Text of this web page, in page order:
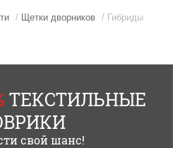
/ Щетки дворников / Гибриды
ТЕКСТИЛЬНЫЕ
свой шанс!